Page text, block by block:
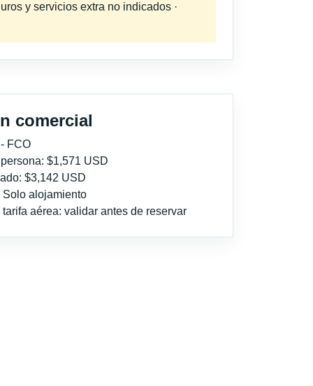
y servicios extra no indicados ·
comercial
FCO
$1,571 USD
$3,142 USD
Solo alojamiento
aérea: validar antes de reservar